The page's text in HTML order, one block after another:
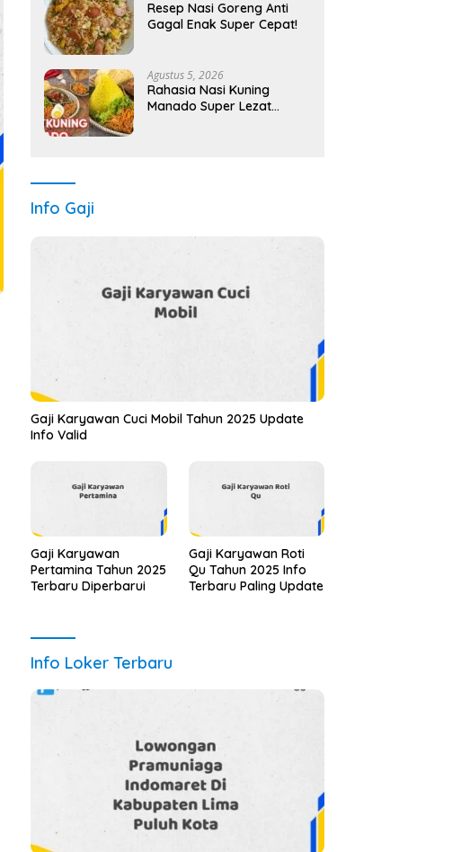
Resep Nasi Goreng Anti
Gagal Enak Super Cepat!
Agustus 5, 2026
Rahasia Nasi Kuning
Manado Super Lezat
Info Gaji
Gaji Karyawan Cuci Mobil Tahun 2025 Update
Info Valid
Gaji Karyawan
Pertamina Tahun 2025
Terbaru Diperbarui
Gaji Karyawan Roti
Qu Tahun 2025 Info
Terbaru Paling Update
Info Loker Terbaru